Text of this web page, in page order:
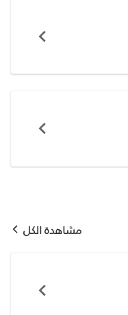
مشاهدة الكل